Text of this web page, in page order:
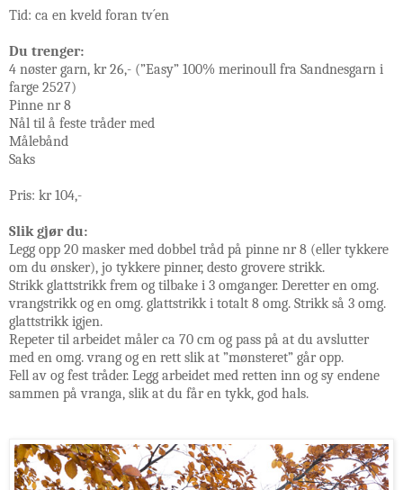
Tid: ca en kveld foran tv´en
Du trenger:
4 nøster garn, kr 26,- (”Easy” 100% merinoull fra Sandnesgarn i
farge 2527)
Pinne nr 8
Nål til å feste tråder med
Målebånd
Saks
Pris: kr 104,-
Slik gjør du:
Legg opp 20 masker med dobbel tråd på pinne nr 8 (eller tykkere
om du ønsker), jo tykkere pinner, desto grovere strikk.
Strikk glattstrikk frem og tilbake i 3 omganger. Deretter en omg.
vrangstrikk og en omg. glattstrikk i totalt 8 omg. Strikk så 3 omg.
glattstrikk igjen.
Repeter til arbeidet måler ca 70 cm og pass på at du avslutter
med en omg. vrang og en rett slik at ”mønsteret” går opp.
Fell av og fest tråder. Legg arbeidet med retten inn og sy endene
sammen på vranga, slik at du får en tykk, god hals.